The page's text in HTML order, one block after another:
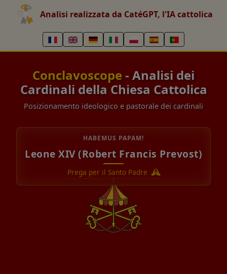
Analisi realizzata da CatéGPT, l'IA cattolica
Conclavoscope - Analisi dei
Cardinali della Chiesa Cattolica
Posizionamento ideologico e pastorale dei cardinali
HABEMUS PAPAM!
Leone XIV (Robert Francis Prevost)
Prega per il Santo Padre